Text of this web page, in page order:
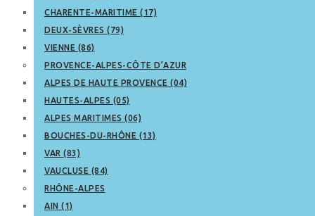
CHARENTE-MARITIME (17)
DEUX-SÈVRES (79)
VIENNE (86)
PROVENCE-ALPES-CÔTE D’AZUR
ALPES DE HAUTE PROVENCE (04)
HAUTES-ALPES (05)
ALPES MARITIMES (06)
BOUCHES-DU-RHÔNE (13)
VAR (83)
VAUCLUSE (84)
RHÔNE-ALPES
AIN (1)